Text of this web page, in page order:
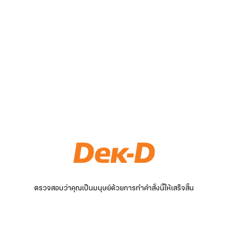
ตรวจสอบว่าคุณเป็นมนุษย์ด้วยการทำคำสั่งนี้ให้เสร็จสิ้น